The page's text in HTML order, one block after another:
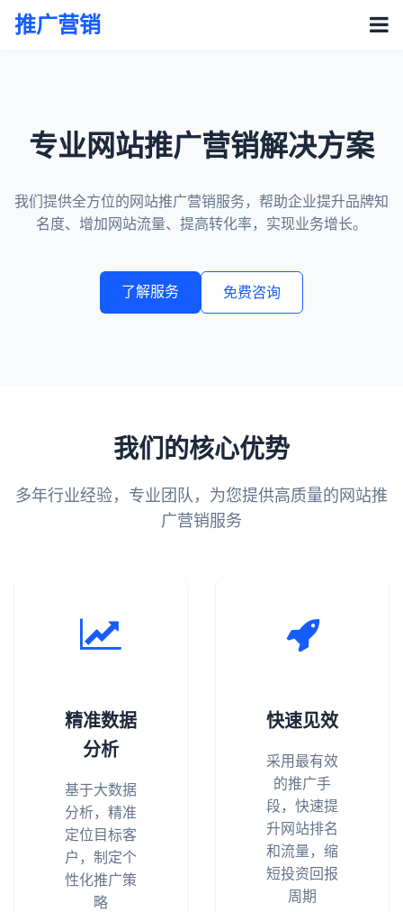
推广营销
专业网站推广营销解决方案
我们提供全方位的网站推广营销服务，帮助企业提升品牌知
名度、增加网站流量、提高转化率，实现业务增长。
了解服务 免费咨询
我们的核心优势
多年行业经验，专业团队，为您提供高质量的网站推
广营销服务
精准数据
分析
基于大数据
分析，精准
定位目标客
户，制定个
性化推广策
略
快速见效
采用最有效
的推广手
段，快速提
升网站排名
和流量，缩
短投资回报
周期